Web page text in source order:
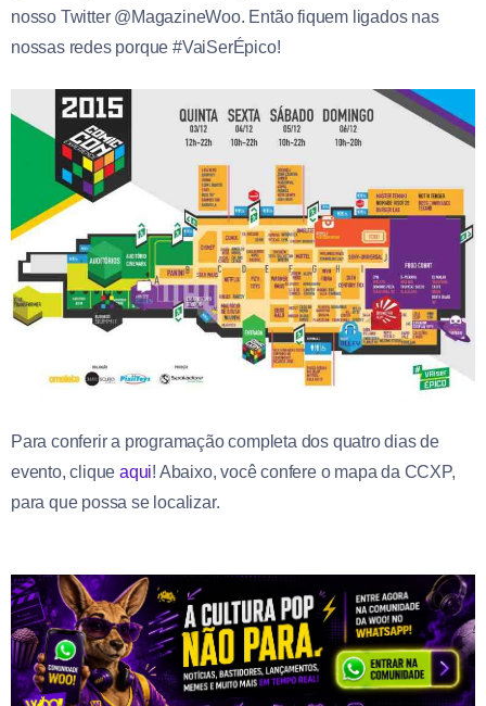
nosso Twitter @MagazineWoo. Então fiquem ligados nas
nossas redes porque #VaiSerÉpico!
Para conferir a programação completa dos quatro dias de
evento, cliqueaqui! Abaixo, você confere o mapa da CCXP,
para que possa se localizar.